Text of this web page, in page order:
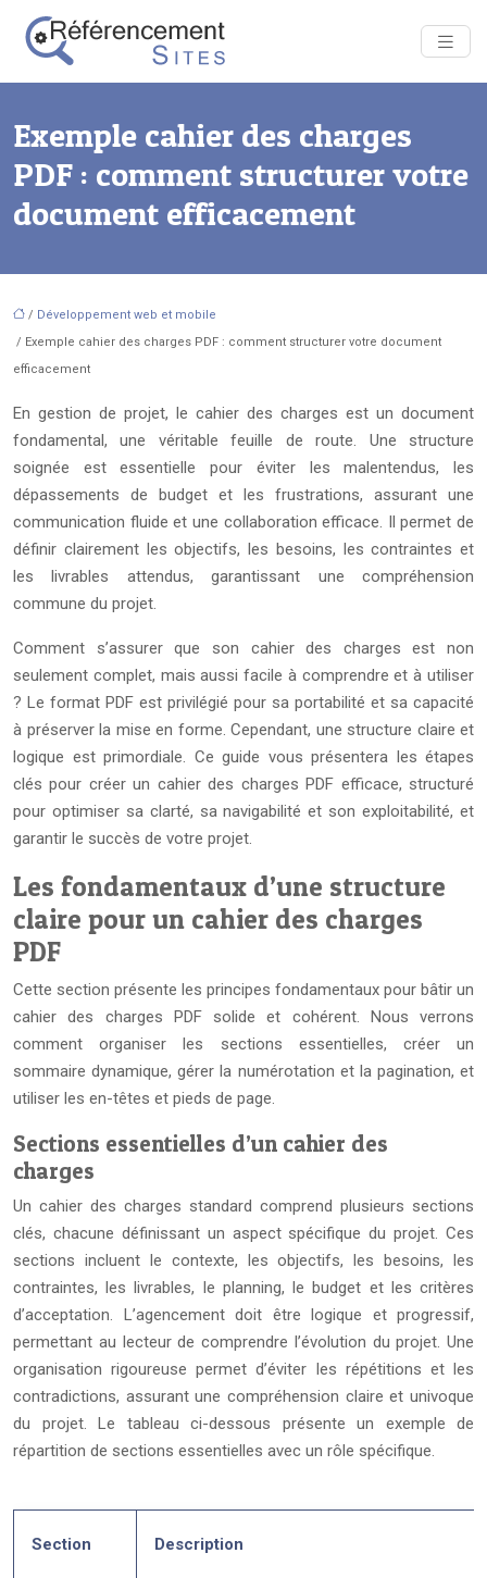
Exemple cahier des charges
PDF : comment structurer votre
document efficacement
/ Développement web et mobile
/ Exemple cahier des charges PDF : comment structurer votre document
efficacement
En gestion de projet, le cahier des charges est un document
fondamental, une véritable feuille de route. Une structure
soignée est essentielle pour éviter les malentendus, les
dépassements de budget et les frustrations, assurant une
communication fluide et une collaboration efficace. Il permet de
définir clairement les objectifs, les besoins, les contraintes et
les livrables attendus, garantissant une compréhension
commune du projet.
Comment s’assurer que son cahier des charges est non
seulement complet, mais aussi facile à comprendre et à utiliser
? Le format PDF est privilégié pour sa portabilité et sa capacité
à préserver la mise en forme. Cependant, une structure claire et
logique est primordiale. Ce guide vous présentera les étapes
clés pour créer un cahier des charges PDF efficace, structuré
pour optimiser sa clarté, sa navigabilité et son exploitabilité, et
garantir le succès de votre projet.
Les fondamentaux d’une structure
claire pour un cahier des charges
PDF
Cette section présente les principes fondamentaux pour bâtir un
cahier des charges PDF solide et cohérent. Nous verrons
comment organiser les sections essentielles, créer un
sommaire dynamique, gérer la numérotation et la pagination, et
utiliser les en-têtes et pieds de page.
Sections essentielles d’un cahier des
charges
Un cahier des charges standard comprend plusieurs sections
clés, chacune définissant un aspect spécifique du projet. Ces
sections incluent le contexte, les objectifs, les besoins, les
contraintes, les livrables, le planning, le budget et les critères
d’acceptation. L’agencement doit être logique et progressif,
permettant au lecteur de comprendre l’évolution du projet. Une
organisation rigoureuse permet d’éviter les répétitions et les
contradictions, assurant une compréhension claire et univoque
du projet. Le tableau ci-dessous présente un exemple de
répartition de sections essentielles avec un rôle spécifique.
Section Description